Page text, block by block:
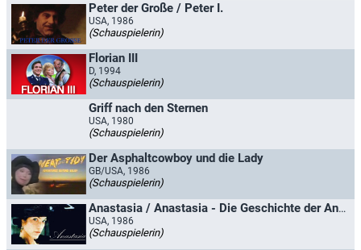
Peter der Große / Peter I.
USA, 1986
(Schauspielerin)
Florian III
D, 1994
(Schauspielerin)
Griff nach den Sternen
USA, 1980
(Schauspielerin)
Der Asphaltcowboy und die Lady
GB/USA, 1986
(Schauspielerin)
Anastasia / Anastasia - Die Geschichte der Anna A.
USA, 1986
(Schauspielerin)